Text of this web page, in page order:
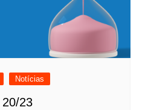
Notícias
23